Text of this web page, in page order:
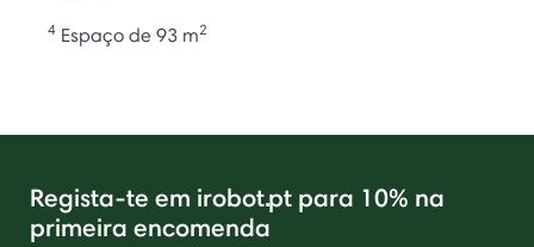
4 Espaço de 93 m2
Regista-te em irobot.pt para 10% na
primeira encomenda